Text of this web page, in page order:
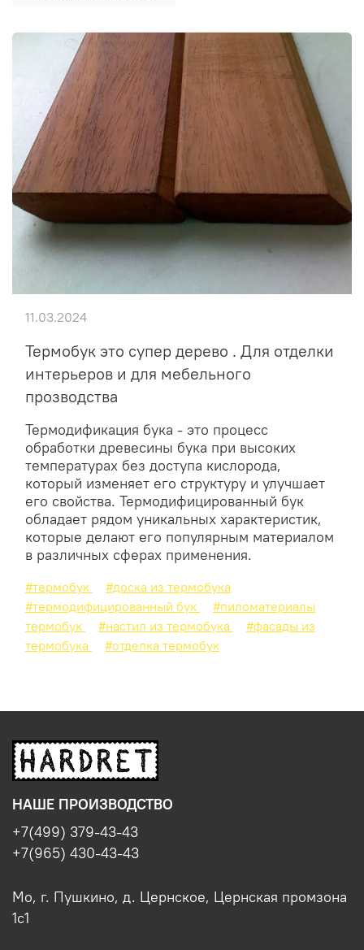
Термобук это супер дерево . Для отделки
интерьеров и для мебельного
прозводства
Термодификация бука - это процесс
обработки древесины бука при высоких
температурах без доступа кислорода,
который изменяет его структуру и улучшает
его свойства. Термодифицированный бук
обладает рядом уникальных характеристик,
которые делают его популярным материалом
в различных сферах применения.
11.03.2024
#термобук
#доска из термобука
#термодифицированный бук
#пиломатериалы
термобук
#настил из термобука
#фасады из
термобука
#отделка термобук
НАШЕ ПРОИЗВОДСТВО
+7(499) 379-43-43
+7(965) 430-43-43
Мо, г. Пушкино, д. Цернское, Цернская промзона
1с1